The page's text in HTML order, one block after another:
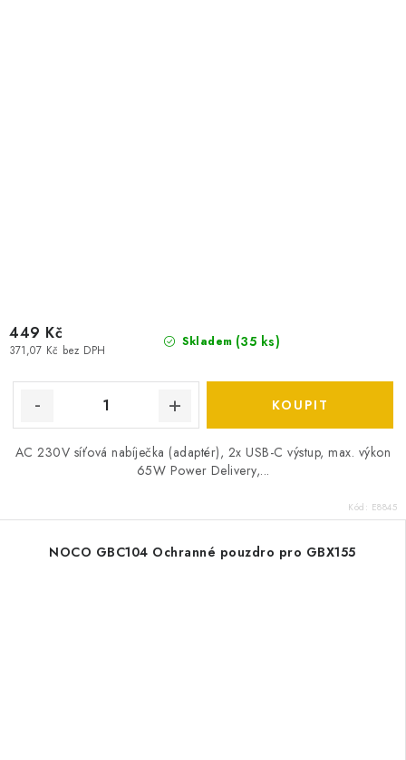
Skladem (35 ks)
371,07 Kč bez DPH
449 Kč
AC 230V síťová nabíječka (adaptér), 2x USB-C výstup, max. výkon
65W Power Delivery,...
Kód: E8845
NOCO GBC104 Ochranné pouzdro pro GBX155